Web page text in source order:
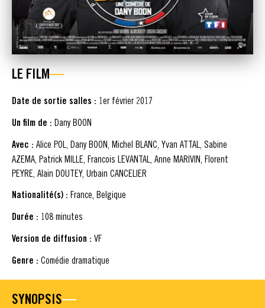
LE FILM
Date de sortie salles : 1er février 2017
Un film de : Dany BOON
Avec : Alice POL, Dany BOON, Michel BLANC, Yvan ATTAL, Sabine
AZEMA, Patrick MILLE, Francois LEVANTAL, Anne MARIVIN, Florent
PEYRE, Alain DOUTEY, Urbain CANCELIER
Nationalité(s) : France, Belgique
Durée : 108 minutes
Version de diffusion : VF
Genre : Comédie dramatique
SYNOPSIS